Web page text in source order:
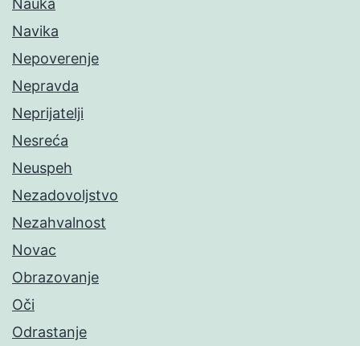
Nauka
Navika
Nepoverenje
Nepravda
Neprijatelji
Nesreća
Neuspeh
Nezadovoljstvo
Nezahvalnost
Novac
Obrazovanje
Oči
Odrastanje